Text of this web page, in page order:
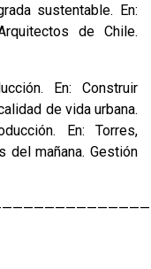
sustentable. En:
de Chile.
En: Construir
de vida urbana.
En: Torres,
del mañana. Gestión